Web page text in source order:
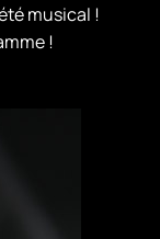
musical !
!